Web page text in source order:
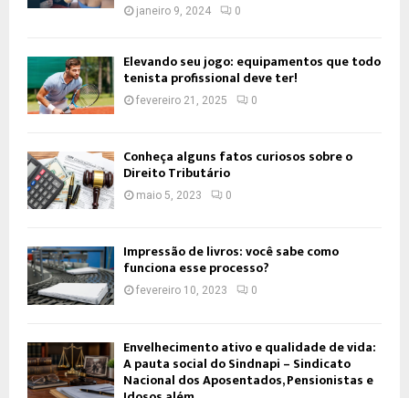
janeiro 9, 2024 0
Elevando seu jogo: equipamentos que todo
tenista profissional deve ter!
fevereiro 21, 2025 0
Conheça alguns fatos curiosos sobre o
Direito Tributário
maio 5, 2023 0
Impressão de livros: você sabe como
funciona esse processo?
fevereiro 10, 2023 0
Envelhecimento ativo e qualidade de vida:
A pauta social do Sindnapi – Sindicato
Nacional dos Aposentados, Pensionistas e